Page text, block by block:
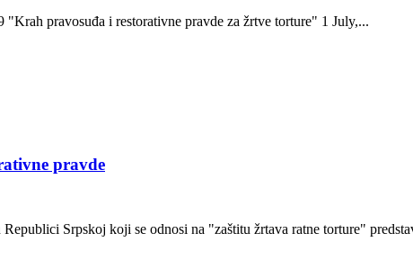
pravosuđa i restorativne pravde za žrtve torture" 1 July,...
pravde
Srpskoj koji se odnosi na "zaštitu žrtava ratne torture"